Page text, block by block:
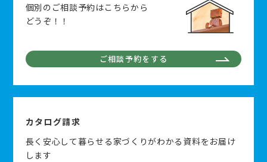
個別のご相談予約はこちらから
どうぞ！！
ご相談予約をする
カタログ請求
長く安心して暮らせる家づくりがわかる資料をお届け
します